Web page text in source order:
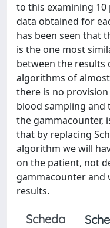
to this examining
data obtained for
has been seen that
is the one most
between the results
algorithms of almost
there is no
blood sampling and
the gammacounter,
that by replacing
algorithm we will
on the patient, not
gammacounter and
results.
Scheda